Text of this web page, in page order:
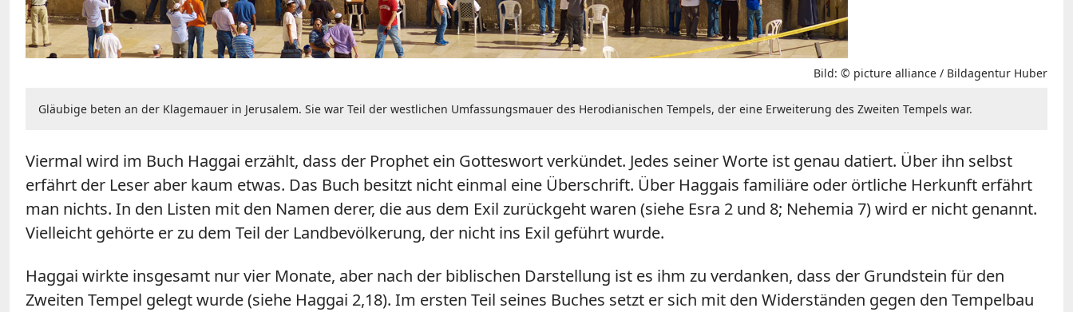
Bild: © picture alliance / Bildagentur Huber
Gläubige beten an der Klagemauer in Jerusalem. Sie war Teil der westlichen Umfassungsmauer des Herodianischen Tempels, der eine Erweiterung des Zweiten Tempels war.
Viermal wird im Buch Haggai erzählt, dass der Prophet ein Gotteswort verkündet. Jedes seiner Worte ist genau datiert. Über ihn selbst
erfährt der Leser aber kaum etwas. Das Buch besitzt nicht einmal eine Überschrift. Über Haggais familiäre oder örtliche Herkunft erfährt
man nichts. In den Listen mit den Namen derer, die aus dem Exil zurückgeht waren (siehe Esra 2 und 8; Nehemia 7) wird er nicht genannt.
Vielleicht gehörte er zu dem Teil der Landbevölkerung, der nicht ins Exil geführt wurde.
Haggai wirkte insgesamt nur vier Monate, aber nach der biblischen Darstellung ist es ihm zu verdanken, dass der Grundstein für den
Zweiten Tempel gelegt wurde (siehe Haggai 2,18). Im ersten Teil seines Buches setzt er sich mit den Widerständen gegen den Tempelbau